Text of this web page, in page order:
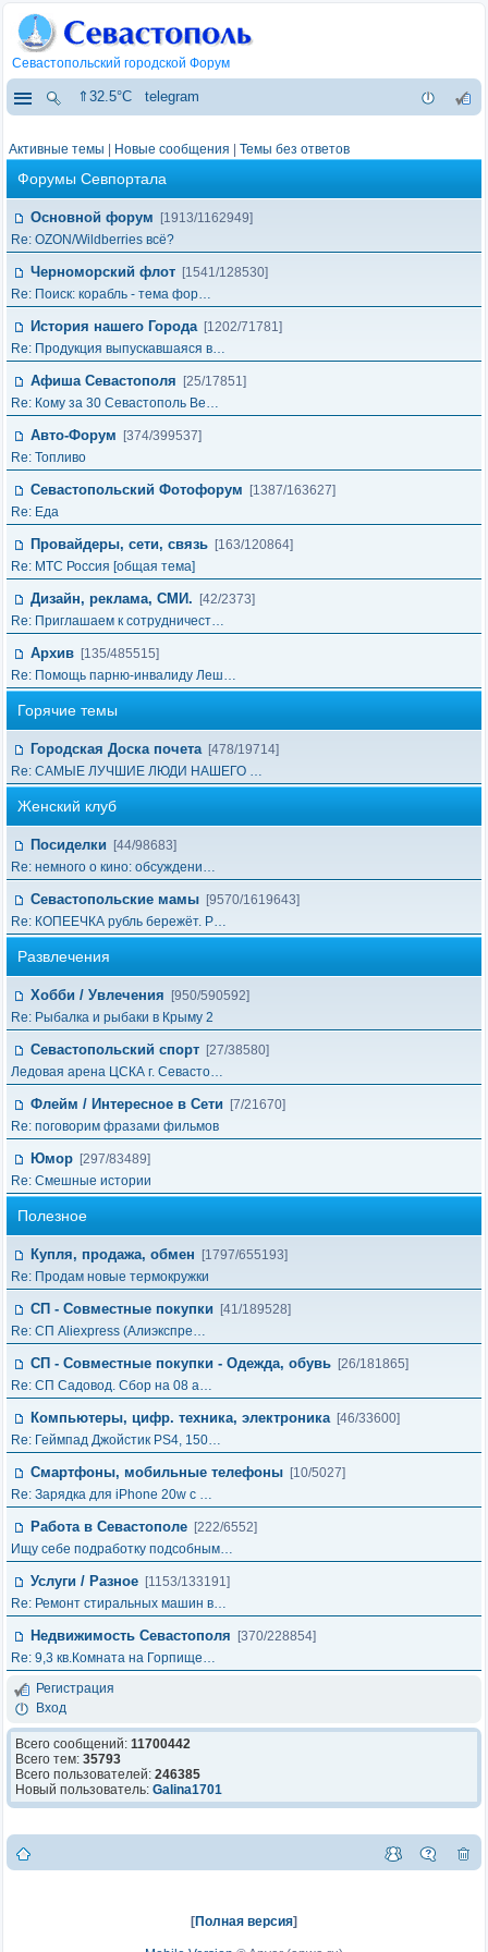
Севастопольский городской Форум
⇑32.5°C telegram
Активные темы Новые сообщения Темы без ответов
Форумы Севпортала
Основной форум
[1913/1162949]
Re: OZON/Wildberries всё?
Черноморский флот [1541/128530]
Re: Поиск: корабль - тема фор…
История нашего Города [1202/71781]
Re: Продукция выпускавшаяся в…
Афиша Севастополя
[25/17851]
Re: Кому за 30 Севастополь Ве…
Авто-Форум
[374/399537]
Re: Топливо
Севастопольский Фотофорум
[1387/163627]
Re: Еда
Провайдеры, сети, связь [163/120864]
Re: МТС Россия [общая тема]
Дизайн, реклама, СМИ.
[42/2373]
Re: Приглашаем к сотрудничест…
Архив [135/485515]
Re: Помощь парню-инвалиду Леш…
Горячие темы
Городская Доска почета [478/19714]
Re: САМЫЕ ЛУЧШИЕ ЛЮДИ НАШЕГО …
Женский клуб
Посиделки
[44/98683]
Re: немного о кино: обсуждени…
Севастопольские мамы [9570/1619643]
Re: КОПЕЕЧКА рубль бережёт. Р…
Развлечения
Хобби / Увлечения
[950/590592]
Re: Рыбалка и рыбаки в Крыму 2
Севастопольский спорт [27/38580]
Ледовая арена ЦСКА г. Севасто…
Флейм / Интересное в Cети
[7/21670]
Re: поговорим фразами фильмов
Юмор [297/83489]
Re: Смешные истории
Полезное
Купля, продажа, обмен
[1797/655193]
Re: Продам новые термокружки
СП - Совместные покупки
[41/189528]
Re: СП Aliexpress (Алиэкспре…
СП - Совместные покупки - Одежда, обувь [26/181865]
Re: СП Садовод. Сбор на 08 а…
Компьютеры, цифр. техника, электроника [46/33600]
Re: Геймпад Джoйcтик PS4, 150…
Смартфоны, мобильные телефоны [10/5027]
Re: Зарядка для iPhone 20w с …
Работа в Севастополе [222/6552]
Ищу себе подработку подсобным…
Услуги / Разное [1153/133191]
Re: Ремонт стиральных машин в…
Недвижимость Севастополя
[370/228854]
Re: 9,3 кв.Комната на Горпище…
Регистрация
Вход
Всего сообщений: 11700442
Всего тем: 35793
Всего пользователей: 246385
Новый пользователь: Galina1701
[Полная версия]